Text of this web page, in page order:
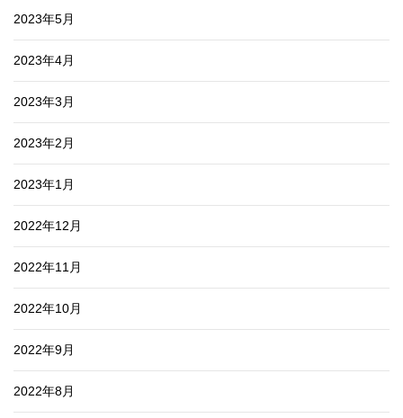
2023年5月
2023年4月
2023年3月
2023年2月
2023年1月
2022年12月
2022年11月
2022年10月
2022年9月
2022年8月